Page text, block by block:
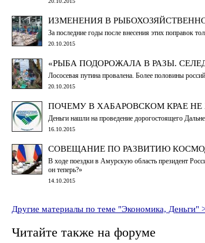
ИЗМЕНЕНИЯ В
За последние годы после внесения этих поправок
20.10.2015
«РЫБА ПОДОРОЖАЛА В РАЗЫ.
Лососевая путина провалена. Более половины
20.10.2015
ПОЧЕМУ В ХАБАРОВСКОМ КРАЕ НЕ
Деньги нашли на проведение дорогостоящего
16.10.2015
СОВЕЩАНИЕ ПО РАЗВИТИЮ
В ходе поездки в Амурскую область президент
он теперь?»
14.10.2015
Другие материалы по теме "Экономика, Деньги"
Читайте также на форуме